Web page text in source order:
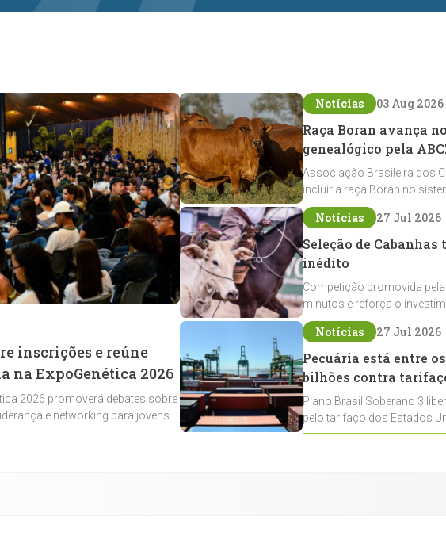
inscrições e reúne
na ExpoGenética 2026
2026 promoverá debates sobre
e networking para jovens
Notícias 03 Aug 2026
Raça Boran avança
genealógico pela
Associação Brasileira dos
incluir a raça Boran no
expansão na pecuária
Notícias 27 Jul 2026
Seleção de
inédito
Competição promovida
minutos e reforça o
Crioulos voltados ao laço
Notícias 27 Jul 2026
Pecuária está entre
bilhões contra
Plano Brasil Soberano 3
pelo tarifaço dos Estados
contemplados